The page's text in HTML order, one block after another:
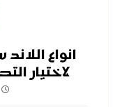
انواع
لاختيار